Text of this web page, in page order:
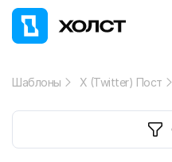
Шаблоны X (Twitter) Пост